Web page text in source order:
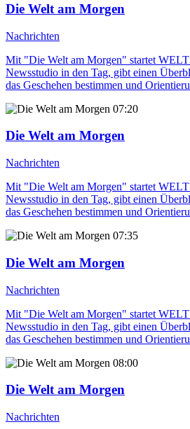
Die Welt am Morgen
Nachrichten
Mit "Die Welt am Morgen" startet WELT
Newsstudio in den Tag, gibt einen
das Geschehen bestimmen und
07:20
Die Welt am Morgen
Nachrichten
Mit "Die Welt am Morgen" startet WELT
Newsstudio in den Tag, gibt einen
das Geschehen bestimmen und
07:35
Die Welt am Morgen
Nachrichten
Mit "Die Welt am Morgen" startet WELT
Newsstudio in den Tag, gibt einen
das Geschehen bestimmen und
08:00
Die Welt am Morgen
Nachrichten